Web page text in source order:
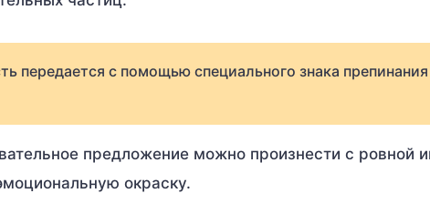
передается с помощью специального знака препинания
предложение можно произнести с ровной
окраску.